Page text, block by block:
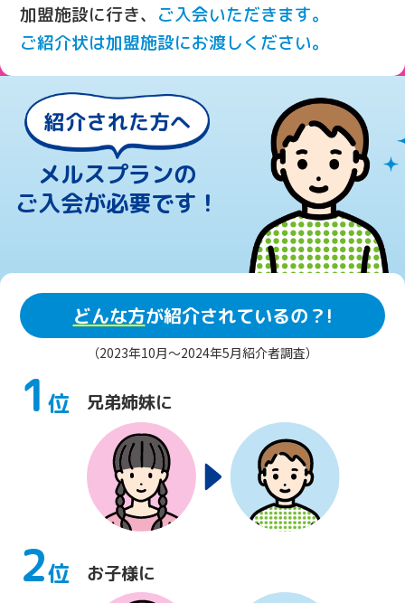
加盟施設に行き、 ご入会いただきます。
ご紹介状は加盟施設にお渡しください。
メルスプランの
ご入会が必要です！
どんな方が紹介されているの？!
（2023年10月～2024年5月紹介者調査）
1位 兄弟姉妹に
2位 お子様に